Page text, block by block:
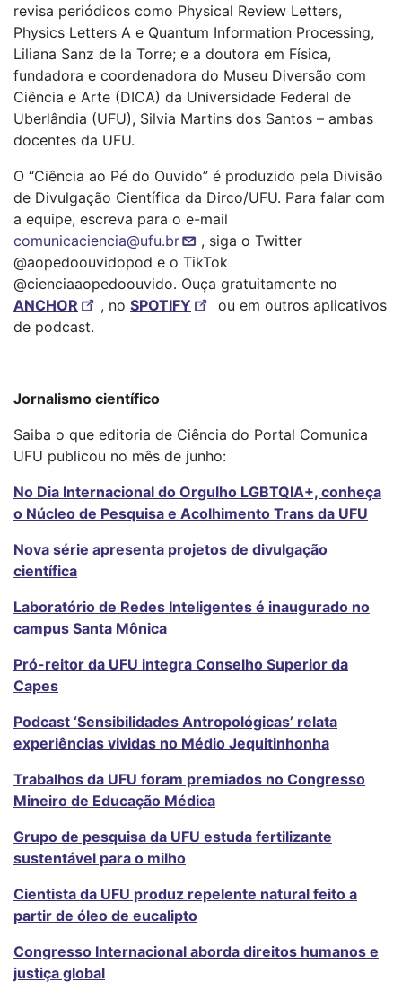
revisa periódicos como Physical Review Letters,
Physics Letters A e Quantum Information Processing,
Liliana Sanz de la Torre; e a doutora em Física,
fundadora e coordenadora do Museu Diversão com
Ciência e Arte (DICA) da Universidade Federal de
Uberlândia (UFU), Silvia Martins dos Santos – ambas
docentes da UFU.
O “Ciência ao Pé do Ouvido” é produzido pela Divisão
de Divulgação Científica da Dirco/UFU. Para falar com
a equipe, escreva para o e-mail
comunicaciencia@ufu.br
, siga o Twitter
@aopedoouvidopod e o TikTok
@cienciaaopedoouvido. Ouça gratuitamente no
ANCHOR
, no SPOTIFY
ou em outros aplicativos
de podcast.
Jornalismo científico
Saiba o que editoria de Ciência do Portal Comunica
UFU publicou no mês de junho:
No Dia Internacional do Orgulho LGBTQIA+, conheça
o Núcleo de Pesquisa e Acolhimento Trans da UFU
Nova série apresenta projetos de divulgação
científica
Laboratório de Redes Inteligentes é inaugurado no
campus Santa Mônica
Pró-reitor da UFU integra Conselho Superior da
Capes
Podcast ‘Sensibilidades Antropológicas’ relata
experiências vividas no Médio Jequitinhonha
Trabalhos da UFU foram premiados no Congresso
Mineiro de Educação Médica
Grupo de pesquisa da UFU estuda fertilizante
sustentável para o milho
Cientista da UFU produz repelente natural feito a
partir de óleo de eucalipto
Congresso Internacional aborda direitos humanos e
justiça global